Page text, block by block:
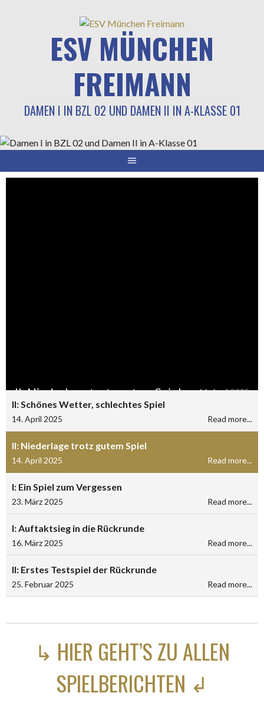
ESV MÜNCHEN
FREIMANN
DAMEN I IN BZL 02 UND DAMEN II IN A-KLASSE 01
II: Schönes Wetter, schlechtes Spiel
14. April 2025 Read more...
II: Niederlage trotz gutem Spiel
14. April 2025 Read more...
I: Ein Spiel zum Vergessen
23. März 2025 Read more...
I: Auftaktsieg in die Rückrunde
16. März 2025 Read more...
II: Erstes Testspiel der Rückrunde
25. Februar 2025 Read more...
↳ HIER GEHT’S ZU ALLEN
SPIELBERICHTEN ↲